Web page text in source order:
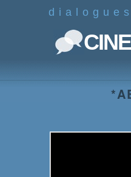
CINE
*A